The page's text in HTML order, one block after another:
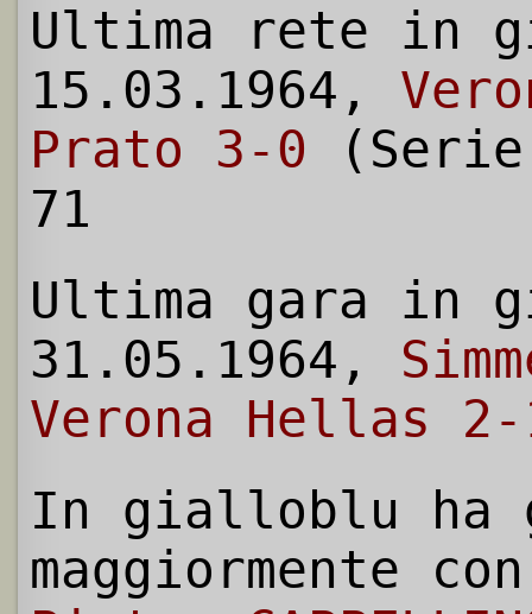
Ultima rete in
15.03.1964,
Prato 3-0
71
Ultima gara in
31.05.1964,
Verona Hellas 2-
In gialloblu ha
maggiormente